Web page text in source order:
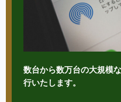
数台から数万台の大規模
行いたします。